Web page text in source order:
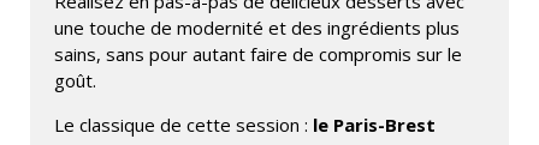
une touche de modernité et des ingrédients plus
sains, sans pour autant faire de compromis sur le
goût.
Le classique de cette session : le Paris-Brest